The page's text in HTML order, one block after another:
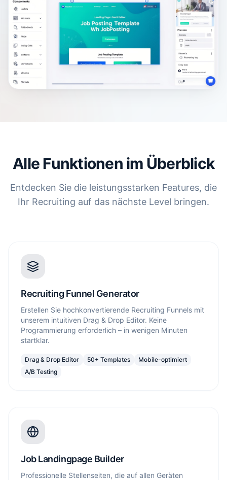
Alle Funktionen im Überblick
Entdecken Sie die leistungsstarken Features, die
Ihr Recruiting auf das nächste Level bringen.
Recruiting Funnel Generator
Erstellen Sie hochkonvertierende Recruiting Funnels mit
unserem intuitiven Drag & Drop Editor. Keine
Programmierung erforderlich – in wenigen Minuten
startklar.
Drag & Drop Editor 50+ Templates
Mobile-optimiert
A/B Testing
Job Landingpage Builder
Professionelle Stellenseiten, die auf allen Geräten